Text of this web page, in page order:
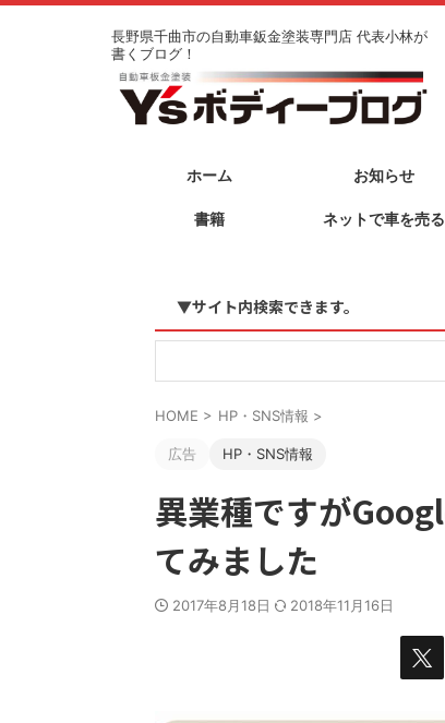
長野県千曲市の自動車鈑金塗装専門店 代表小林が
書くブログ！
ホーム お知らせ
書籍 ネットで車を売る
▼サイト内検索できます。
HOME > HP・SNS情報 >
広告 HP・SNS情報
異業種ですが
てみました
2017年8月18日 2018年11月16日